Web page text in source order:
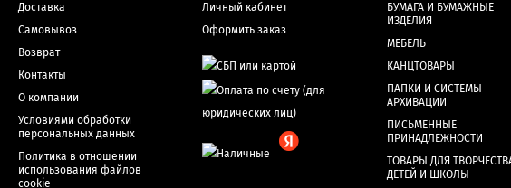
Доставка
Самовывоз
Возврат
Контакты
О компании
Условиями обработки
персональных данных
Политика в отношении
использования файлов
cookie
Личный кабинет
Оформить заказ
БУМАГА И БУМАЖНЫЕ
ИЗДЕЛИЯ
МЕБЕЛЬ
КАНЦТОВАРЫ
ПАПКИ И СИСТЕМЫ
АРХИВАЦИИ
ПИСЬМЕННЫЕ
ПРИНАДЛЕЖНОСТИ
ТОВАРЫ ДЛЯ
ДЕТЕЙ И ШКОЛЫ